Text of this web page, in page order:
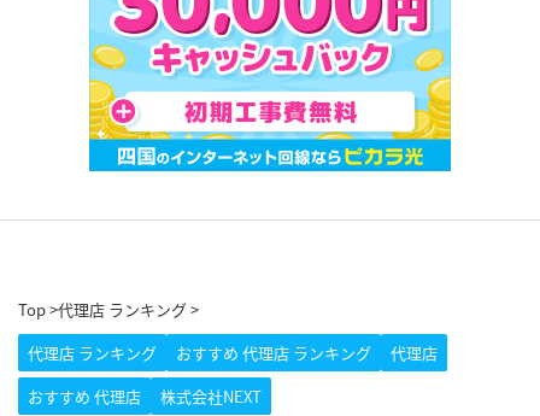
Top>代理店 ランキング>
代理店 ランキング
おすすめ 代理店 ランキング
代理店
おすすめ 代理店
株式会社NEXT